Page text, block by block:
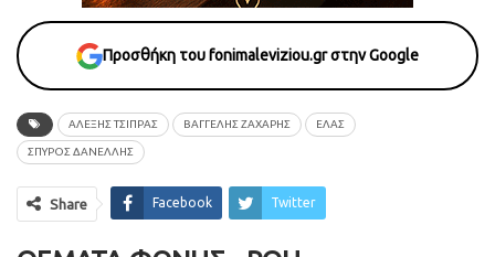
Προσθήκη του fonimaleviziou.gr στην Google
ΑΛΕΞΗΣ ΤΣΙΠΡΑΣ ΒΑΓΓΕΛΗΣ ΖΑΧΑΡΗΣ ΕΛΑΣ
ΣΠΥΡΟΣ ΔΑΝΕΛΛΗΣ
Share Facebook Twitter